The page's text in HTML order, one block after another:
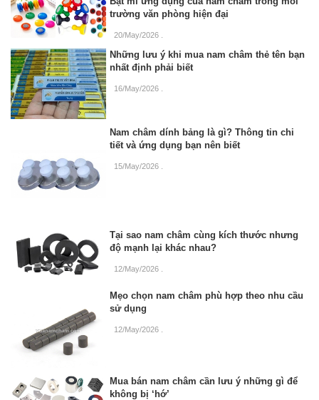
trường văn phòng hiện đại
20/May/2026
Những lưu ý khi mua nam châm thẻ tên bạn
nhất định phải biết
16/May/2026
Nam châm dính bảng là gì? Thông tin chi
tiết và ứng dụng bạn nên biết
15/May/2026
Tại sao nam châm cùng kích thước nhưng
độ mạnh lại khác nhau?
12/May/2026
Mẹo chọn nam châm phù hợp theo nhu cầu
sử dụng
12/May/2026
Mua bán nam châm cần lưu ý những gì để
không bị ‘hớ’